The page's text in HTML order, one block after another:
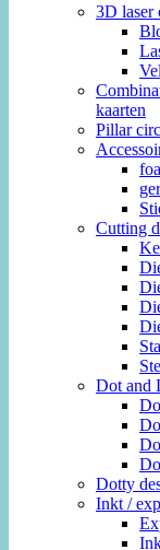
3D laser
kaarten
Pillar
Cutting
Dot and
Dotty
Inkt /